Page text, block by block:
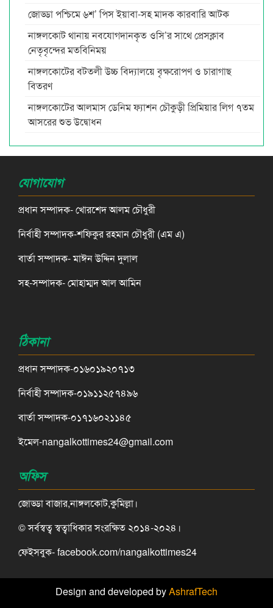
জোড্ডা পশ্চিমে ৬শ’ পিস ইয়াবা-সহ মাদক কারবারি আটক
নাঙ্গলকোট থানায় নবযোগদানকৃত ওসি’র সাথে প্রেসক্লাব
নেতৃবৃন্দের মতবিনিময়
নাঙ্গলকোটের বটতলী উচ্চ বিদ্যালয়ে বৃক্ষরোপণ ও চারাগাছ
বিতরণ
নাঙ্গলকোটের আলমাস ডেনিম ফ্যাশন চৌকুড়ী প্রিমিয়ার লিগ ৭তম
আসরের শুভ উদ্বোধন
যোগাযোগ
প্রধান সম্পাদক- খোরশেদ আলম চৌধুরী
নির্বাহী সম্পাদক-শফিকুর রহমান চৌধুরী (এম এ)
বার্তা সম্পাদক- মাঈন উদ্দিন দুলাল
সহ-সম্পাদক- মোহাম্মদ আল আমিন
ঠিকানা
প্রধান সম্পাদক-০১৬০১৯২০৭১৩
নির্বাহী সম্পাদক-০১৯১১২৫৭৪৯৬
বার্তা সম্পাদক-০১৭১৬০২১১৪৫
ইমেল-nangalkottimes24@gmail.com
অফিস
জোড্ডা বাজার,নাঙ্গলকোট,কুমিল্লা।
© সর্বস্বত্ব স্বত্বাধিকার সংরক্ষিত ২০১৪-২০২৪।
ফেইসবুক- facebook.com/nangalkottimes24
Design and developed byAshrafTech